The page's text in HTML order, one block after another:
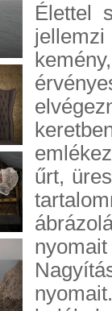
Élettel
űrt,